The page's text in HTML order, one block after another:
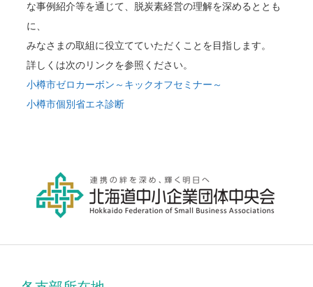
な事例紹介等を通じて、脱炭素経営の理解を深めるととも
に、
みなさまの取組に役立てていただくことを目指します。
詳しくは次のリンクを参照ください。
小樽市ゼロカーボン～キックオフセミナー～
小樽市個別省エネ診断